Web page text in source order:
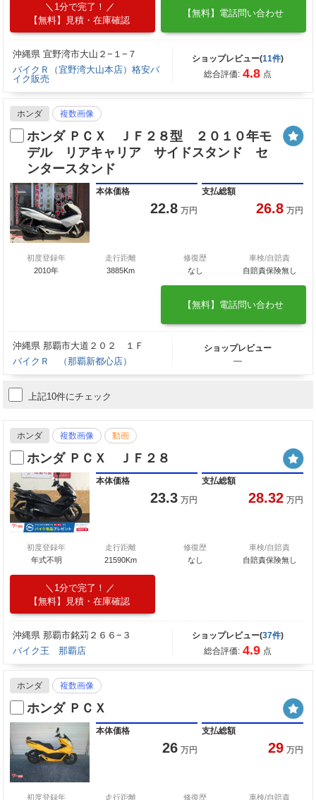
1分で完了！
【無料】見積・在庫確認
【無料】電話問い合わせ
沖縄県 宜野湾市大山２−１−７
バイクＲ（宜野湾大山本店）格安バ
イク販売
ショップレビュー(11件)
総合評価: 4.8 点
ホンダ 複数画像
ホンダ ＰＣＸ ＪＦ２８型 ２０１０年モ
デル リアキャリア サイドスタンド セ
ンタースタンド
本体価格
22.8 万円
支払総額
26.8 万円
初度登録年
2010年
走行距離
3885Km
修復歴
なし
車検/自賠責
自賠責保険無し
【無料】電話問い合わせ
沖縄県 那覇市大道２０２ １Ｆ
バイクＲ （那覇新都心店）
ショップレビュー
―
上記10件にチェック
ホンダ 複数画像 動画
ホンダ ＰＣＸ ＪＦ２８
本体価格
23.3 万円
支払総額
28.32 万円
初度登録年
年式不明
走行距離
21590Km
修復歴
なし
車検/自賠責
自賠責保険無し
1分で完了！
【無料】見積・在庫確認
沖縄県 那覇市銘苅２６６−３
バイク王 那覇店
ショップレビュー(37件)
総合評価: 4.9 点
ホンダ 複数画像
ホンダ ＰＣＸ
本体価格
26 万円
支払総額
29 万円
初度登録年 走行距離 修復歴 車検/自賠責